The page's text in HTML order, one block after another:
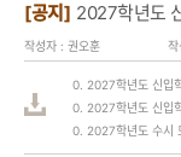
[공지] 2027학년도
작성자 : 권오훈 작
0. 2027학년도 신입
0. 2027학년도 신입
0. 2027학년도 수시